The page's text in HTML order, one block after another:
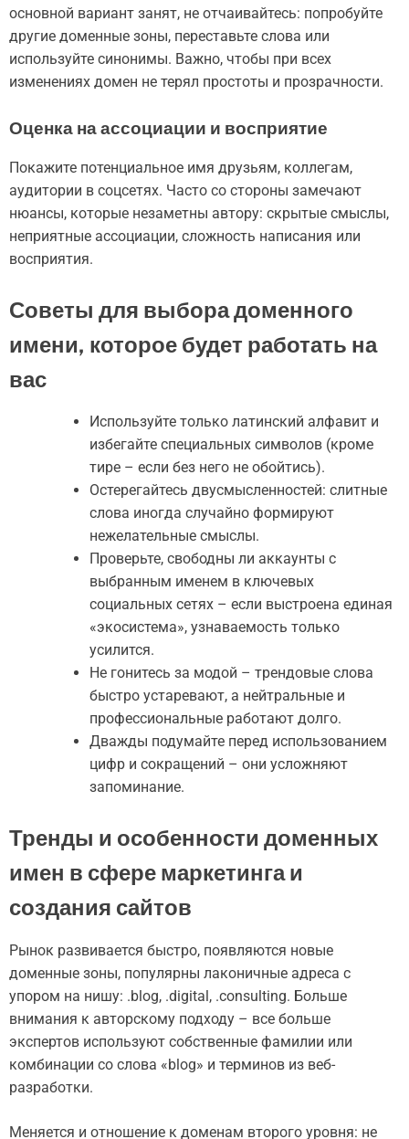
основной вариант занят, не отчаивайтесь: попробуйте
другие доменные зоны, переставьте слова или
используйте синонимы. Важно, чтобы при всех
изменениях домен не терял простоты и прозрачности.
Оценка на ассоциации и восприятие
Покажите потенциальное имя друзьям, коллегам,
аудитории в соцсетях. Часто со стороны замечают
нюансы, которые незаметны автору: скрытые смыслы,
неприятные ассоциации, сложность написания или
восприятия.
Советы для выбора доменного
имени, которое будет работать на
вас
Используйте только латинский алфавит и
избегайте специальных символов (кроме
тире – если без него не обойтись).
Остерегайтесь двусмысленностей: слитные
слова иногда случайно формируют
нежелательные смыслы.
Проверьте, свободны ли аккаунты с
выбранным именем в ключевых
социальных сетях – если выстроена единая
«экосистема», узнаваемость только
усилится.
Не гонитесь за модой – трендовые слова
быстро устаревают, а нейтральные и
профессиональные работают долго.
Дважды подумайте перед использованием
цифр и сокращений – они усложняют
запоминание.
Тренды и особенности доменных
имен в сфере маркетинга и
создания сайтов
Рынок развивается быстро, появляются новые
доменные зоны, популярны лаконичные адреса с
упором на нишу: .blog, .digital, .consulting. Больше
внимания к авторскому подходу – все больше
экспертов используют собственные фамилии или
комбинации со слова «blog» и терминов из веб-
разработки.
Меняется и отношение к доменам второго уровня: не